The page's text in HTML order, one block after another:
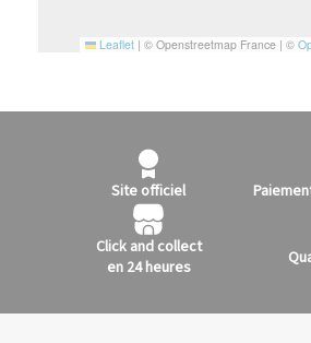
Leaflet | © Openstreetmap France | ©
Site officiel
Click and collect
en 24 heures